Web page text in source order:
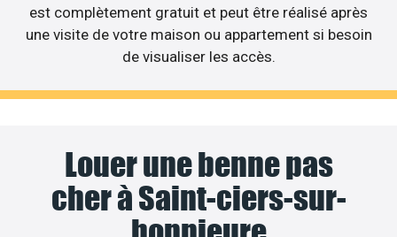
est complètement gratuit et peut être réalisé après
une visite de votre maison ou appartement si besoin
de visualiser les accès.
Louer une benne pas
cher à Saint-ciers-sur-